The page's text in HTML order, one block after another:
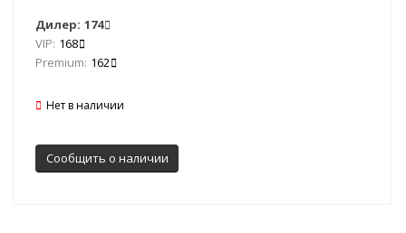
Дилер: 174
VIP: 168
Premium: 162
Нет в наличии
Сообщить о наличии